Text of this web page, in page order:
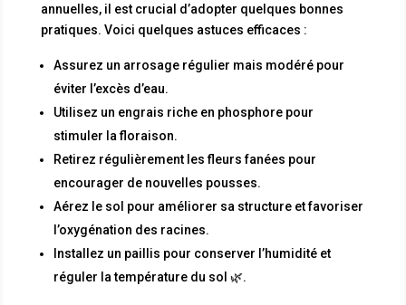
annuelles, il est crucial d’adopter quelques bonnes
pratiques. Voici quelques astuces efficaces :
Assurez un arrosage régulier mais modéré pour
éviter l’excès d’eau.
Utilisez un engrais riche en phosphore pour
stimuler la floraison.
Retirez régulièrement les fleurs fanées pour
encourager de nouvelles pousses.
Aérez le sol pour améliorer sa structure et favoriser
l’oxygénation des racines.
Installez un paillis pour conserver l’humidité et
réguler la température du sol 🌿.